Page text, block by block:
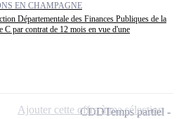
EN CHAMPAGNE
Départementale des Finances Publiques de la
C par contrat de 12 mois en vue d'une
CDDTemps partiel
Ajouter cette offre à ma sélection